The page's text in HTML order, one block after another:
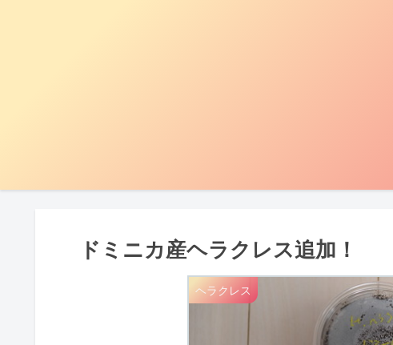
ドミニカ産ヘラクレス追加！
ヘラクレス